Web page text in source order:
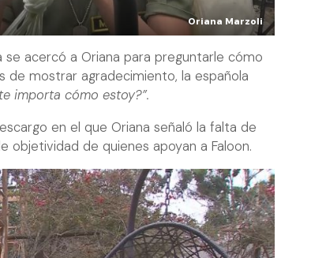
Oriana Marzoli
se acercó a Oriana para preguntarle cómo
de mostrar agradecimiento, la española
importa cómo estoy?”.
en el que Oriana señaló la falta de
objetividad de quienes apoyan a Faloon.